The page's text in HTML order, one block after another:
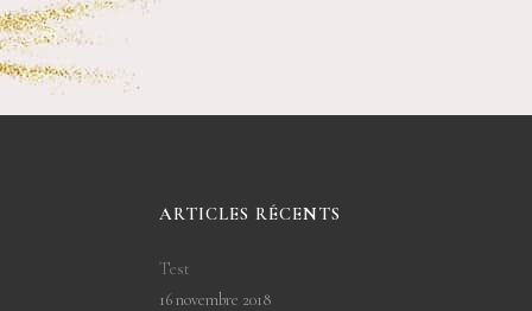
ARTICLES RÉCENTS
Test
16 novembre 2018